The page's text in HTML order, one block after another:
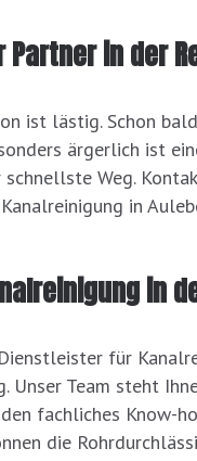
in der
ist lästig. Schon
ärgerlich ist
Weg.
in
in
für
Unser Team steht
fachliches Know-
die